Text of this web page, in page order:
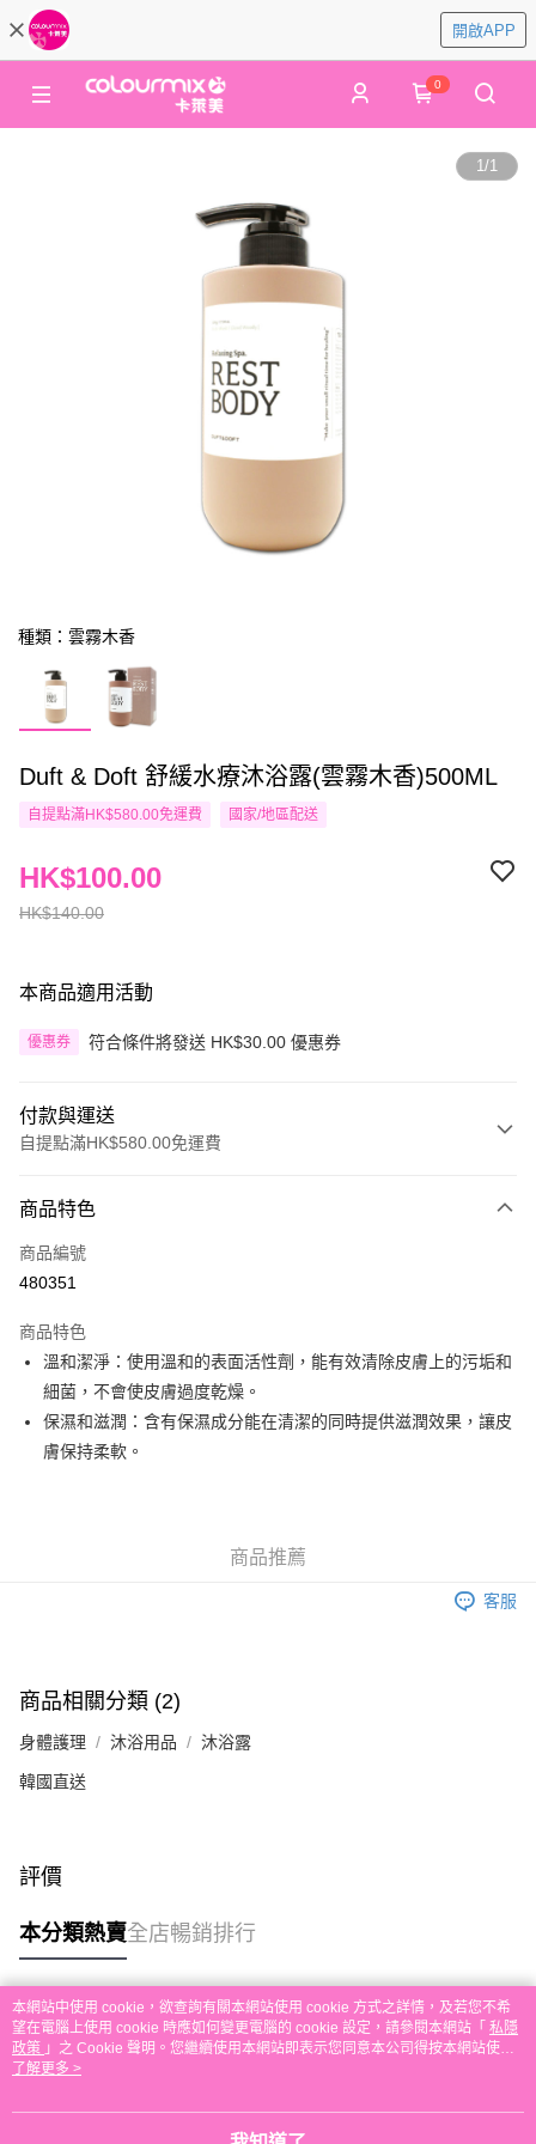
開啟APP
0
1/1
種類：雲霧木香
Duft & Doft 舒緩水療沐浴露(雲霧木香)500ML
自提點滿HK$580.00免運費 國家/地區配送
HK$140.00
HK$100.00
本商品適用活動
優惠券 符合條件將發送 HK$30.00 優惠券
付款與運送
自提點滿HK$580.00免運費
信用卡
Apple Pay
AlipayHK
PayMe
WeChat Pay
銀行匯款 請將存款存到以下銀行帳戶，並於存款單據寫上訂單編號後電郵至
eshop@colourmix-cosmetics.com** **我們不會處理沒有提供存款單據的訂
單。 如果訂購後七個工作天內我們未能收到有關存款，有關訂單將被取消。
付款後順豐站及營業點取貨
本地配送
免運費
其他地區配送
商品特色
商品編號
480351
商品特色
溫和潔淨：使用溫和的表面活性劑，能有效清除皮膚上的污垢和
細菌，不會使皮膚過度乾燥。
保濕和滋潤：含有保濕成分能在清潔的同時提供滋潤效果，讓皮
膚保持柔軟。
商品推薦
客服
商品相關分類 (2)
身體護理 沐浴用品 沐浴露
韓國直送
評價
本分類熱賣全店暢銷排行
熱門標籤
熱銷排行
本網站中使用 cookie，欲查詢有關本網站使用 cookie 方式之詳情，及若您不希
望在電腦上使用 cookie 時應如何變更電腦的 cookie 設定，請參閱本網站「 私隱
政策 」之 Cookie 聲明。您繼續使用本網站即表示您同意本公司得按本網站使用
條款之 Cookie 聲明使用 cookie。
了解更多 >